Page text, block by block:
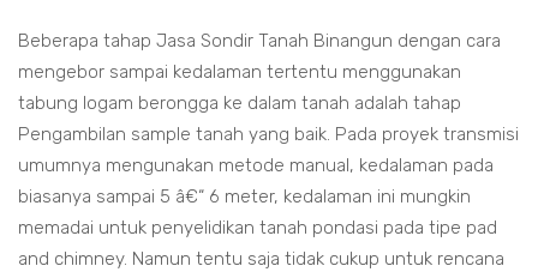
Beberapa tahap Jasa Sondir Tanah Binangun dengan cara
mengebor sampai kedalaman tertentu menggunakan
tabung logam berongga ke dalam tanah adalah tahap
Pengambilan sample tanah yang baik. Pada proyek transmisi
umumnya mengunakan metode manual, kedalaman pada
biasanya sampai 5 â€“ 6 meter, kedalaman ini mungkin
memadai untuk penyelidikan tanah pondasi pada tipe pad
and chimney. Namun tentu saja tidak cukup untuk rencana